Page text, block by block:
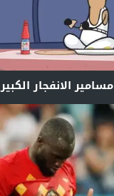
مسامير الانفجار الكبير